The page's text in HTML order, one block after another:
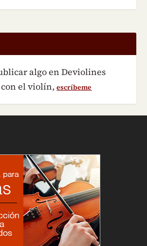
algo en Deviolines
el violín,escríbeme